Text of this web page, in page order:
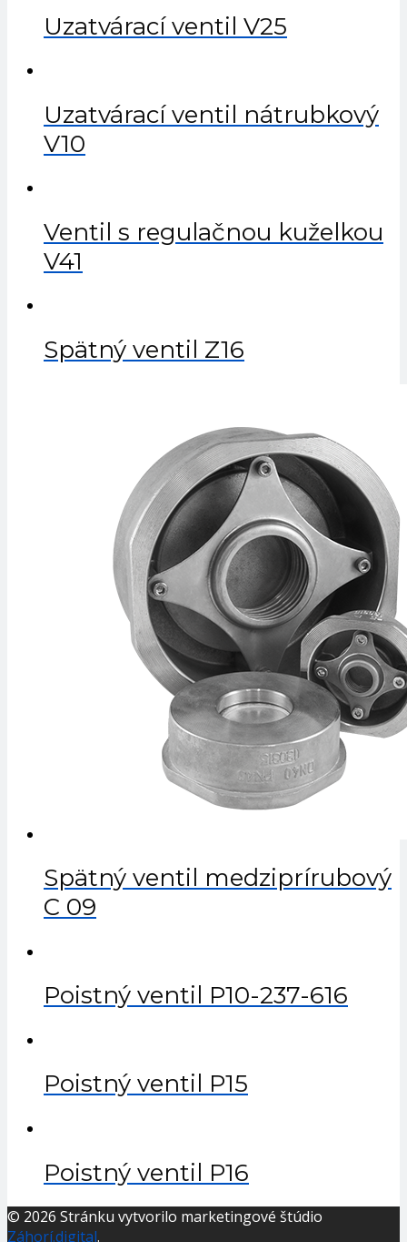
Uzatvárací ventil V25
Uzatvárací ventil nátrubkový
V10
Ventil s regulačnou kuželkou
V41
Spätný ventil Z16
Spätný ventil medziprírubový
C 09
Poistný ventil P10-237-616
Poistný ventil P15
Poistný ventil P16
© 2026 Stránku vytvorilo marketingové štúdio
Záhorí.digital.